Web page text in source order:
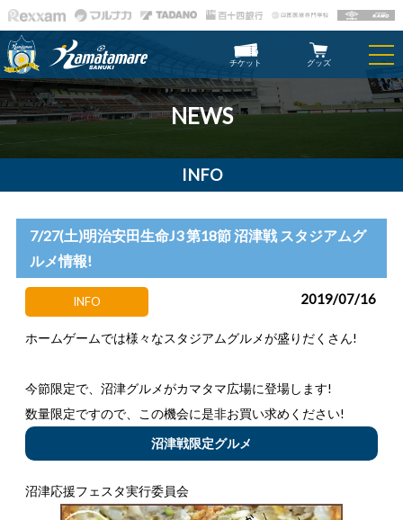
チケット グッズ
NEWS
INFO
7/27(土)明治安田生命J3 第18節 沼津戦 スタジアムグ
ルメ情報!
INFO 2019/07/16
ホームゲームでは様々なスタジアムグルメが盛りだくさん!
今節限定で、沼津グルメがカマタマ広場に登場します!
数量限定ですので、この機会に是非お買い求めください!
沼津戦限定グルメ
沼津応援フェスタ実行委員会